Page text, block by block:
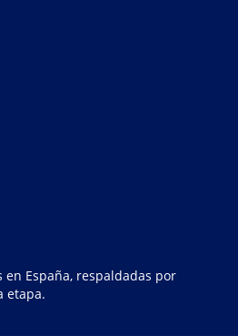
España, respaldadas por
etapa.